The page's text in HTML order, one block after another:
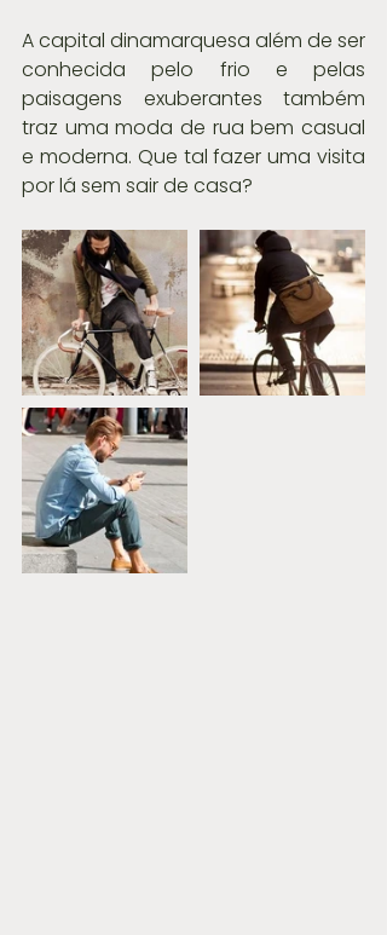
A capital dinamarquesa além de ser
conhecida pelo frio e pelas
paisagens exuberantes também
traz uma moda de rua bem casual
e moderna. Que tal fazer uma visita
por lá sem sair de casa?